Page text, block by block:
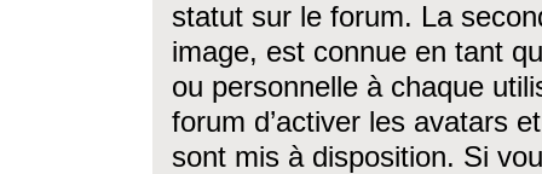
statut sur le forum. La
image, est connue en tant
ou personnelle à chaque
forum d’activer les avatars
sont mis à disposition. Si